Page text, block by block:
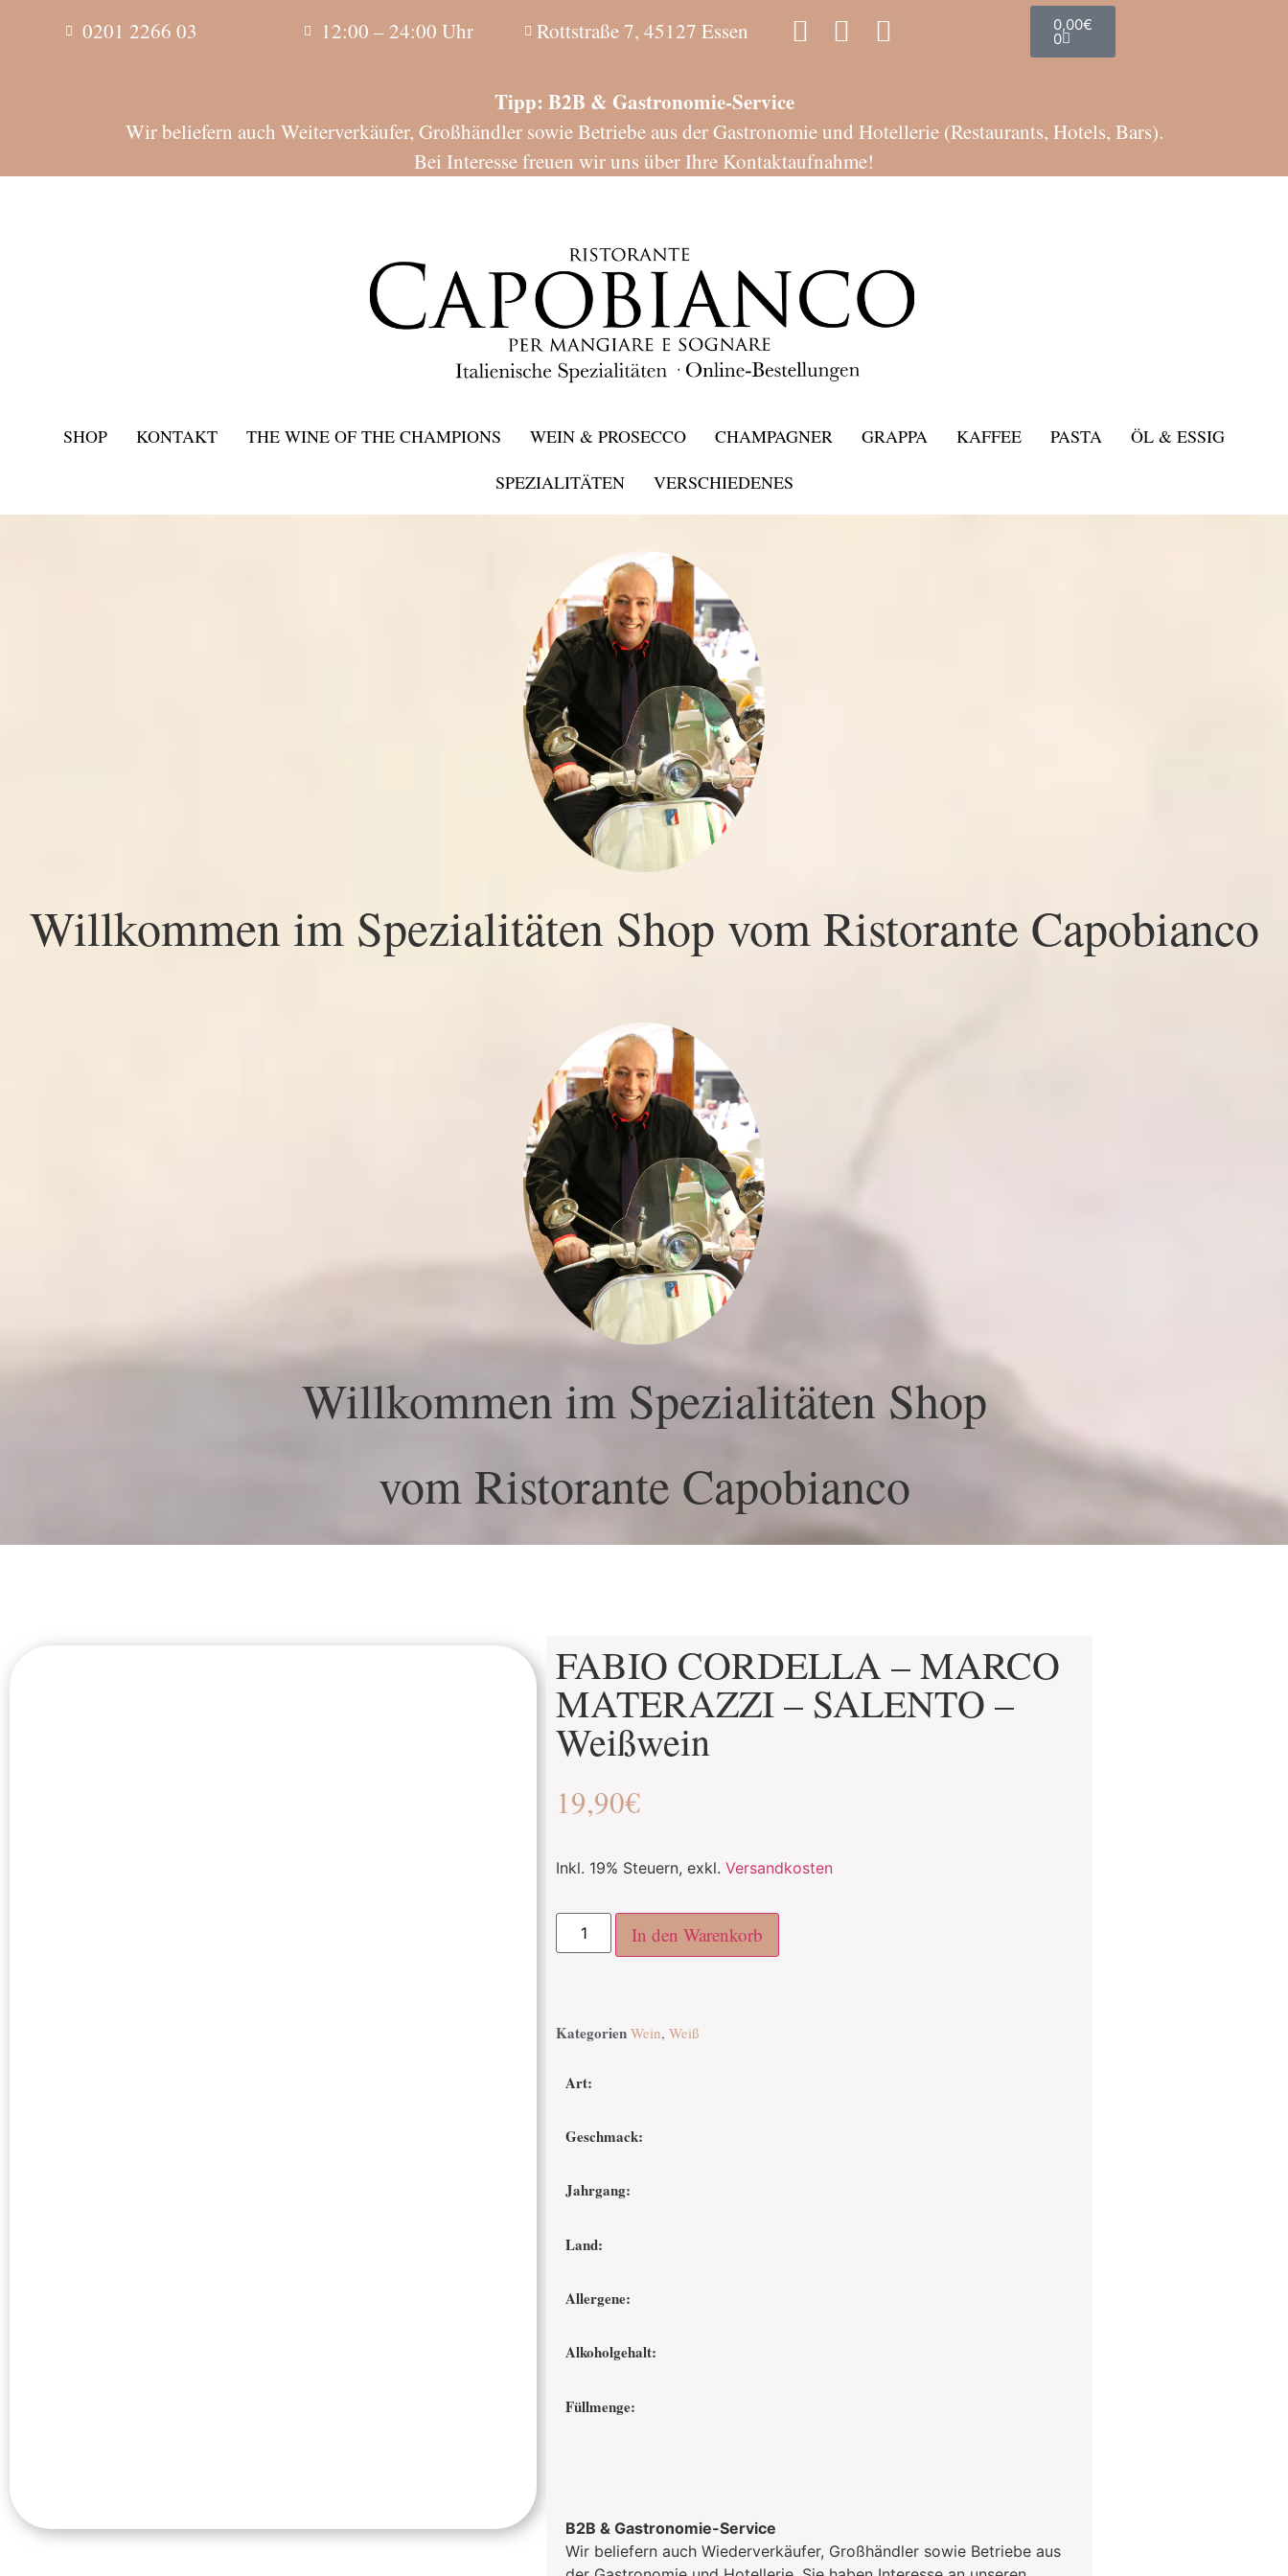
0201 2266 03 12:00 – 24:00 Uhr Rottstraße 7, 45127 Essen 0,00€
0
Tipp: B2B & Gastronomie-Service
Wir beliefern auch Weiterverkäufer, Großhändler sowie Betriebe aus der Gastronomie und Hotellerie (Restaurants, Hotels, Bars).
Bei Interesse freuen wir uns über Ihre Kontaktaufnahme!
SHOP KONTAKT THE WINE OF THE CHAMPIONS WEIN & PROSECCO CHAMPAGNER GRAPPA KAFFEE PASTA
ÖL & ESSIG
SPEZIALITÄTEN
VERSCHIEDENES
Willkommen im Spezialitäten Shop vom Ristorante Capobianco
Willkommen im Spezialitäten Shop
vom Ristorante Capobianco
FABIO CORDELLA – MARCO
MATERAZZI – SALENTO –
Weißwein
19,90€
Inkl. 19% Steuern, exkl. Versandkosten
In den Warenkorb
Kategorien Wein, Weiß
Art:
Geschmack:
Jahrgang:
Land:
Allergene:
Alkoholgehalt:
Füllmenge:
B2B & Gastronomie-Service
Wir beliefern auch Wiederverkäufer, Großhändler sowie Betriebe aus